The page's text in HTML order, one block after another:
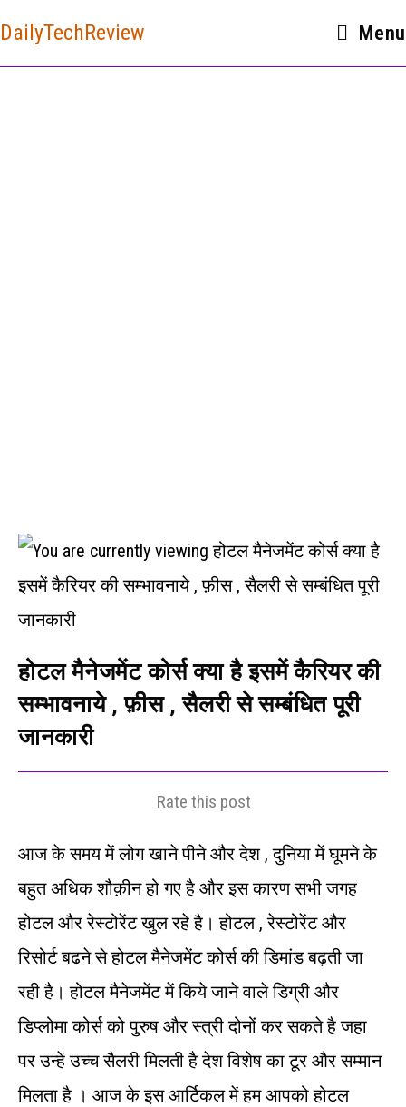
DailyTechReview Menu
होटल मैनेजमेंट कोर्स क्या है इसमें कैरियर की
सम्भावनाये , फ़ीस , सैलरी से सम्बंधित पूरी
जानकारी
Rate this post
आज के समय में लोग खाने पीने और देश , दुनिया में घूमने के
बहुत अधिक शौक़ीन हो गए है और इस कारण सभी जगह
होटल और रेस्टोरेंट खुल रहे है। होटल , रेस्टोरेंट और
रिसोर्ट बढने से होटल मैनेजमेंट कोर्स की डिमांड बढ़ती जा
रही है। होटल मैनेजमेंट में किये जाने वाले डिग्री और
डिप्लोमा कोर्स को पुरुष और स्त्री दोनों कर सकते है जहा
पर उन्हें उच्च सैलरी मिलती है देश विशेष का टूर और सम्मान
मिलता है । आज के इस आर्टिकल में हम आपको होटल